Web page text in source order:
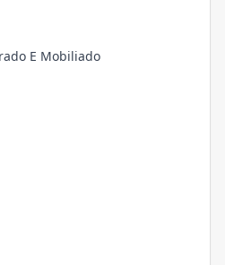
E Mobiliado